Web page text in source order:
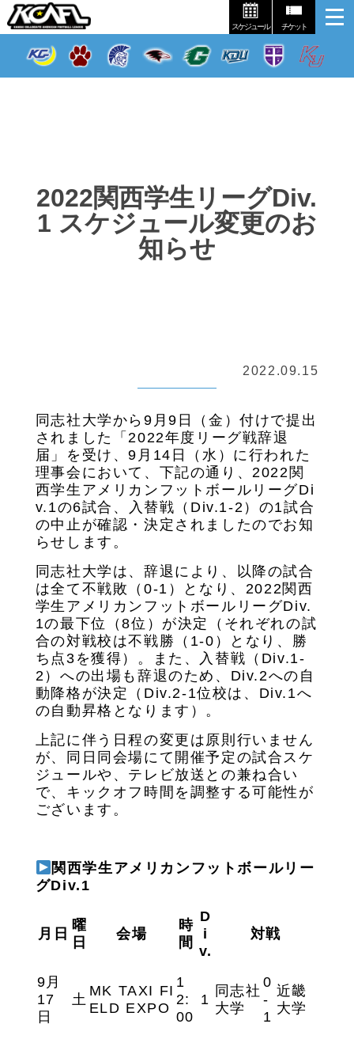
スケジュール チケット
2022関西学生リーグDiv.
1 スケジュール変更のお
知らせ
2022.09.15
同志社大学から 9 月9 日（金）付けで提出
されました「2022年度リーグ戦辞退
届」を受け、9 月 14 日（水）に行われた
理事会において、下記の通り、2022 関
西学生アメリカンフットボールリーグDi
v.1の6試合、入替戦（ Div.1-2 ）の1試合
の中止が確認・決定されましたのでお知
らせします。
同志社大学は、辞退により、以降の試合
は全て不戦敗（ 0-1 ）となり、 2022関西
学生アメリカンフットボールリーグDiv.
1の最下位（8位）が決定（それぞれの試
合の対戦校は不戦勝（ 1-0 ）となり、勝
ち点3 を獲得）。また、入替戦（ Div.1-
2 ）への出場も辞退のため、 Div.2への自
動降格が決定（ Div.2-1位校は、 Div.1へ
の自動昇格となります）。
上記に伴う日程の変更は原則行いません
が、同日同会場にて開催予定の試合スケ
ジュールや、テレビ放送との兼ね合い
で、キックオフ時間を調整する可能性が
ございます。
関西学生アメリカンフットボールリー
グDiv.1
月日
曜
日
会場
時
間
D
i
v.
対戦
9月
17
日
土
MK TAXI FI
ELD EXPO
1
2:
00
1
同志社
大学
0
-
1
近畿
大学